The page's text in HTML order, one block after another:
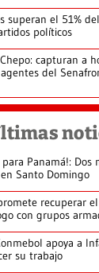
superan el 51%
políticos
capturan a
del
para Panamá!:
Santo Domingo
recuperar
con grupos
apoya a
su trabajo